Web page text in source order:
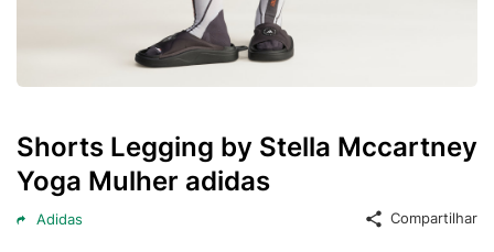
Shorts Legging by Stella Mccartney
Yoga Mulher adidas
Adidas Compartilhar